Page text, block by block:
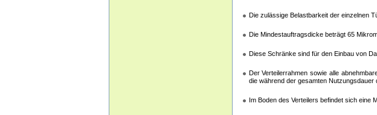
Die zulässige Belastbarkeit der einzelnen
Die Mindestauftragsdicke beträgt 65
Diese Schränke sind für den Einbau von
Der Verteilerrahmen sowie alle
die während der gesamten
Im Boden des Verteilers befindet sich eine